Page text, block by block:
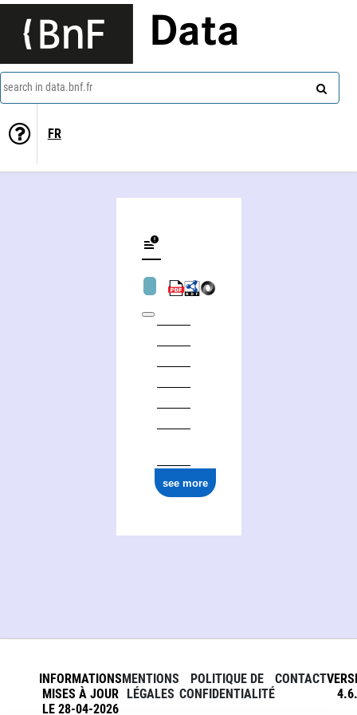
Data
search in data.bnf.fr
FR
see more
INFORMATIONS
MISES À JOUR
LE 28-04-2026
MENTIONS
LÉGALES
POLITIQUE DE
CONFIDENTIALITÉ
CONTACT